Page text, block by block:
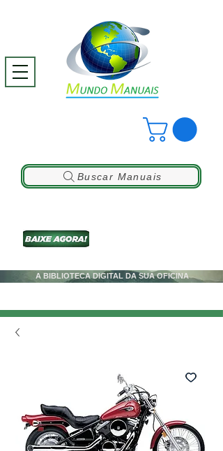
A BIBLIOTECA DIGITAL DA SUA OFICINA
Buscar Manuais